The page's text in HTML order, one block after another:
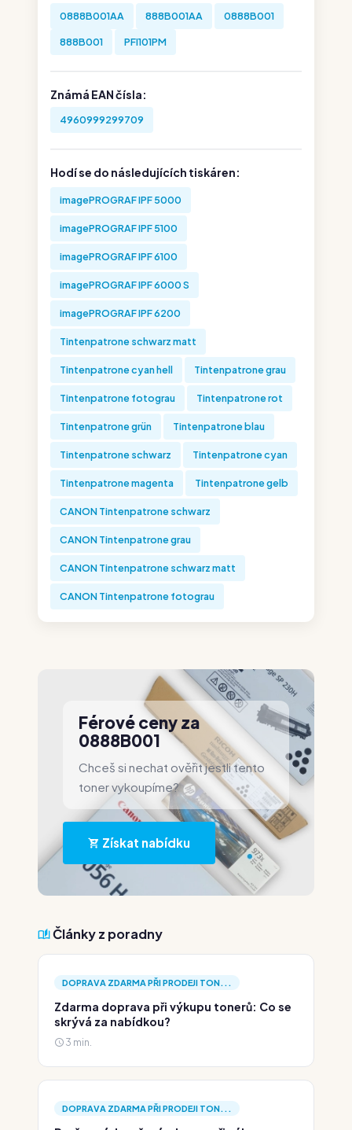
0888B001AA 888B001AA 0888B001
888B001 PFI101PM
Známá EAN čísla:
4960999299709
Hodí se do následujících tiskáren:
imagePROGRAF IPF 5000
imagePROGRAF IPF 5100
imagePROGRAF IPF 6100
imagePROGRAF IPF 6000 S
imagePROGRAF IPF 6200
Tintenpatrone schwarz matt
Tintenpatrone cyan hell Tintenpatrone grau
Tintenpatrone fotograu Tintenpatrone rot
Tintenpatrone grün Tintenpatrone blau
Tintenpatrone schwarz Tintenpatrone cyan
Tintenpatrone magenta Tintenpatrone gelb
CANON Tintenpatrone schwarz
CANON Tintenpatrone grau
CANON Tintenpatrone schwarz matt
CANON Tintenpatrone fotograu
Férové ceny za
0888B001
Chceš si nechat ověřit jestli tento
toner vykoupíme?
Získat nabídku
Články z poradny
DOPRAVA ZDARMA PŘI PRODEJI TON...
Zdarma doprava při výkupu tonerů: Co se
skrývá za nabídkou?
3 min.
DOPRAVA ZDARMA PŘI PRODEJI TON...